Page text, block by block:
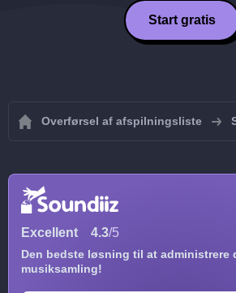
Start gratis
Overførsel af afspilningsliste
Excellent 4.3/5
Den bedste løsning til at administrere
musiksamling!